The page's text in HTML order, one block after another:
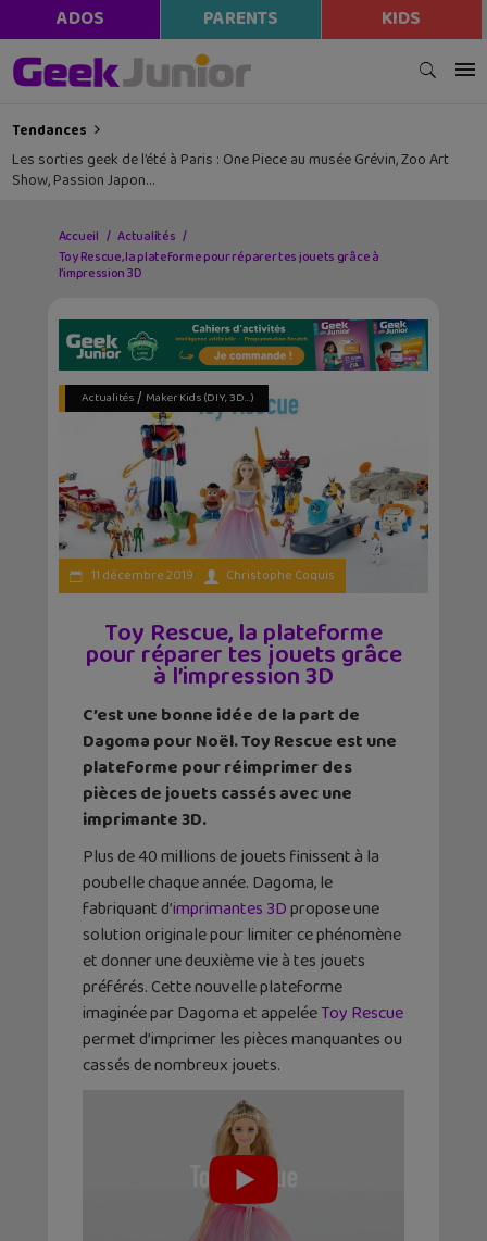
ADOS PARENTS KIDS
Tendances
Les sorties geek de l’été à Paris : One Piece au musée Grévin, Zoo Art
Show, Passion Japon…
Accueil
Actualités
Toy Rescue, la plateforme pour réparer tes jouets grâce à
l’impression 3D
Actualités/ Maker Kids (DIY, 3D...)
11 décembre 2019 Christophe Coquis
Toy Rescue, la plateforme
pour réparer tes jouets grâce
à l’impression 3D
C’est une bonne idée de la part de
Dagoma pour Noël. Toy Rescue est une
plateforme pour réimprimer des
pièces de jouets cassés avec une
imprimante 3D.
Plus de 40 millions de jouets finissent à la
poubelle chaque année. Dagoma, le
fabriquant d’imprimantes 3Dpropose une
solution originale pour limiter ce phénomène
et donner une deuxième vie à tes jouets
préférés. Cette nouvelle plateforme
imaginée par Dagoma et appeléeToy Rescue
permet d’imprimer les pièces manquantes ou
cassés de nombreux jouets.